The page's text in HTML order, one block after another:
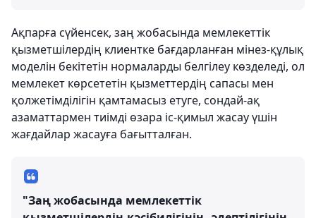
Ақпарға сүйенсек, заң жобасында мемлекеттік
қызметшілердің клиентке бағдарланған мінез-құлық
моделін бекітетін нормаларды белгілеу көзделеді, ол
мемлекет көрсететін қызметтердің сапасы мен
қолжетімділігін қамтамасыз етуге, сондай-ақ
азаматтармен тиімді өзара іс-қимыл жасау үшін
жағдайлар жасауға бағытталған.
"Заң жобасында мемлекеттік